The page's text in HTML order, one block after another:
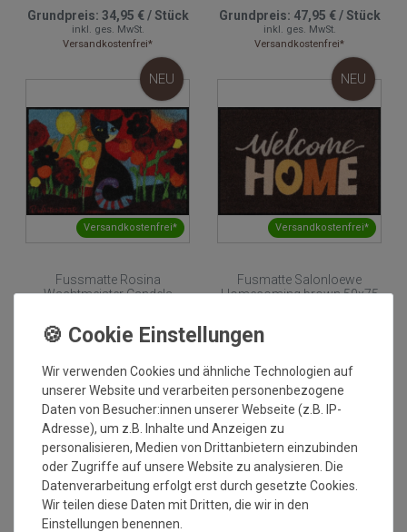
Grundpreis: 34,95 €/Stück
inkl. ges. MwSt.
Versandkostenfrei*
Grundpreis: 47,95 €/Stück
inkl. ges. MwSt.
Versandkostenfrei*
Versandkostenfrei*
NEU
Fussmatte Rosina
Wachtmeister Candela
Grundpreis:47,95 €/Stück
inkl. ges. MwSt.
Versandkostenfrei*
NEU
Fusmatte Salonloewe
Homecoming brown 50x75
Grundpreis:
inkl. ges. MwSt.
NEU NEU
Wir verwenden Cookies und ähnliche Technologien auf
unserer Website und verarbeiten personenbezogene
Daten von Besucher:innen unserer Webseite (z.B. IP-
Adresse), um z.B. Inhalte und Anzeigen zu
personalisieren, Medien von Drittanbietern einzubinden
oder Zugriffe auf unsere Website zu analysieren. Die
Datenverarbeitung erfolgt erst durch gesetzte Cookies.
Wir teilen diese Daten mit Dritten, die wir in den
Einstellungen benennen.